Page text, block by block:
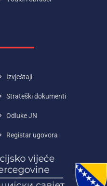
Izvještaji
Strateški dokumenti
Odluke JN
Registar ugovora